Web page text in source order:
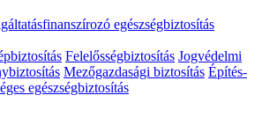
egészségbiztosítás
Felelősségbiztosítás Jogvédelmi
Mezőgazdasági biztosítás Építés-
egészségbiztosítás